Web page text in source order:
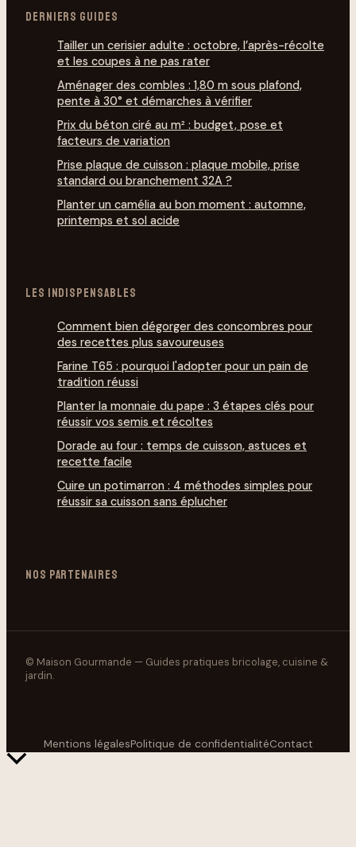
DERNIERS GUIDES
Tailler un cerisier adulte : octobre, l’après-récolte
et les coupes à ne pas rater
Aménager des combles : 1,80 m sous plafond,
pente à 30° et démarches à vérifier
Prix du béton ciré au m² : budget, pose et
facteurs de variation
Prise plaque de cuisson : plaque mobile, prise
standard ou branchement 32A ?
Planter un camélia au bon moment : automne,
printemps et sol acide
LES INDISPENSABLES
Comment bien dégorg­er des concombres pour
des recettes plus savoureuses
Farine T65 : pourquoi l'adopter pour un pain de
tradition réussi
Planter la monnaie du pape : 3 étapes clés pour
réussir vos semis et récoltes
Dorade au four : temps de cuisson, astuces et
recette facile
Cuire un potimarron : 4 méthodes simples pour
réussir sa cuisson sans éplucher
NOS PARTENAIRES
© Maison Gourmande — Guides pratiques bricolage, cuisine &
jardin.
Mentions légalesPolitique de confidentialitéContact